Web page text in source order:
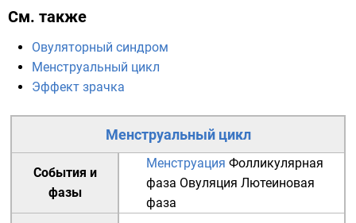
См. также
Овуляторный синдром
Менструальный цикл
Эффект зрачка
Менструальный цикл
События и
фазы
Менструация Фолликулярная
фаза Овуляция Лютеиновая
фаза